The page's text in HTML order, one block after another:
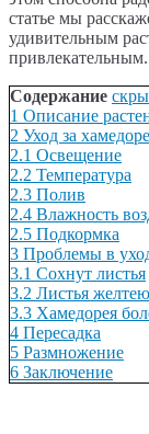
статье мы
удивительным
привлекательным.
Содержание
1 Описание
2 Уход за
2.1 Освещение
2.2 Температура
2.3 Полив
2.4 Влажность
2.5 Подкормка
3 Проблемы в
3.1 Сохнут листья
3.2 Листья
3.3 Хамедорея
4 Пересадка
5 Размножение
6 Заключение